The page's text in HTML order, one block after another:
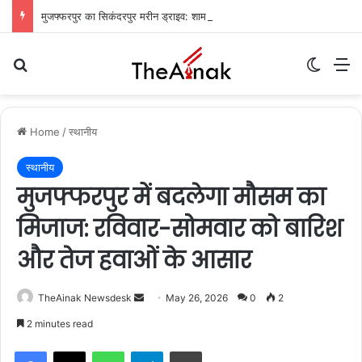
Home /स्थानीय
स्थानीय
मुजफ्फरपुर में बदलेगा मौसम का
मिजाज: रविवार-सोमवार को बारिश
और तेज हवाओं के आसार
TheAinak Newsdesk May 26, 2026 0 2
2 minutes read
Telegram